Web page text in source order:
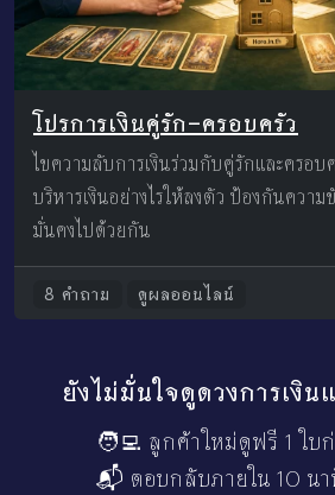
โปรการเงินคู่รัก–ครอบครัว
ไขความลับการเงินร่วมกับคู่รักและครอบ
บริหารเงินอย่างไรให้ลงตัว ป้องกันความ
มั่นคงไปด้วยกัน
8 คำถาม ดูผลออนไลน์
ยังไม่มั่นใจดูดวงการเงิน
🧑‍💻 ลูกค้าใหม่ดูฟรี 1 ใบ
📬 ตอบกลับภายใน 10 นา